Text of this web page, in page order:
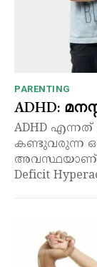
PARENTING
ADHD:
ADHD
കണ്ടുവരുന്ന
അവസ്ഥയാണ്.
Deficit